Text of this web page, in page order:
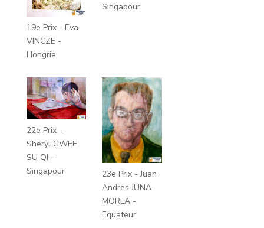
19e Prix - Eva
VINCZE -
Hongrie
Singapour
22e Prix -
Sheryl GWEE
SU QI -
Singapour
23e Prix - Juan
Andres JUNA
MORLA -
Equateur